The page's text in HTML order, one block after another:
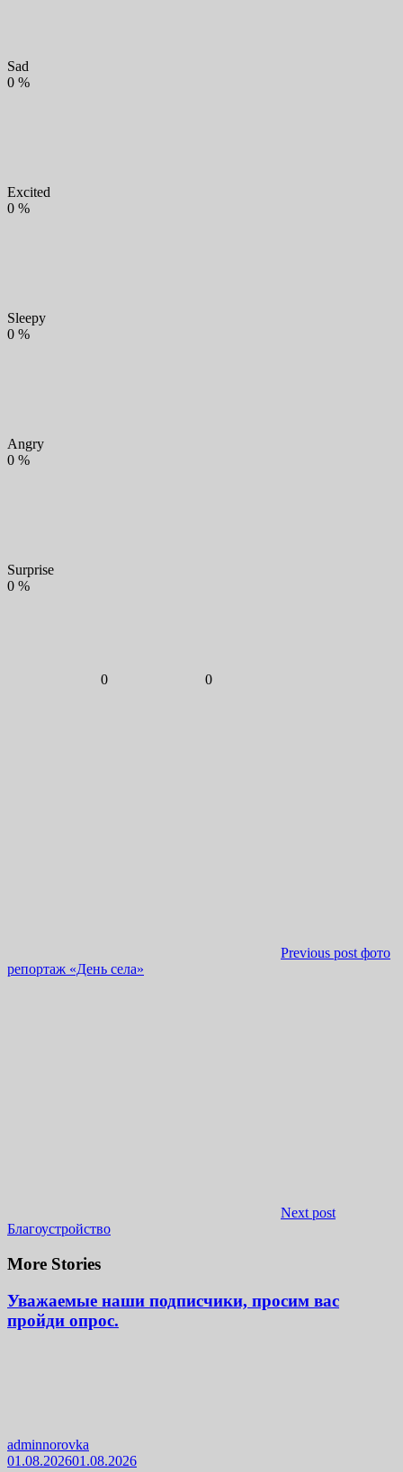
Sad
0 %
Excited
0 %
Sleepy
0 %
Angry
0 %
Surprise
0 %
0 0
Previous post фото
репортаж «День села»
Next post
Благоустройство
More Stories
Уважаемые наши подписчики, просим вас
пройди опрос.
adminnorovka
01.08.202601.08.2026